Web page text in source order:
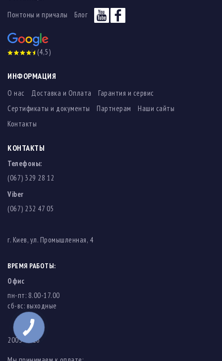
Понтоны и причалы Блог
(4,5)
ИНФОРМАЦИЯ
О нас Доставка и Оплата
Гарантия и сервис
Сертификаты и документы
Партнерам
Наши сайты
Контакты
КОНТАКТЫ
Телефоны:
(067) 329 28 12
Viber
(067) 232 47 05
г. Киев, ул. Промышленная, 4
ВРЕМЯ РАБОТЫ:
Офис
пн-пт: 8.00-17.00
cб-вс: выходные
2003-2026